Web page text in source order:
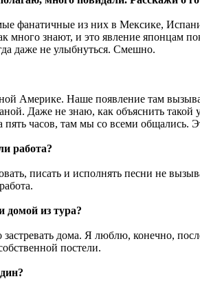
фанатичные из них в Мексике,
много знают, и это явление японцам
даже не улыбнуться. Смешно.
Америке. Наше появление там
Даже не знаю, как объяснить
часов, там мы со всеми общались.
работа?
писать и исполнять песни не
домой из тура?
дома. Я люблю, конечно,
постели.